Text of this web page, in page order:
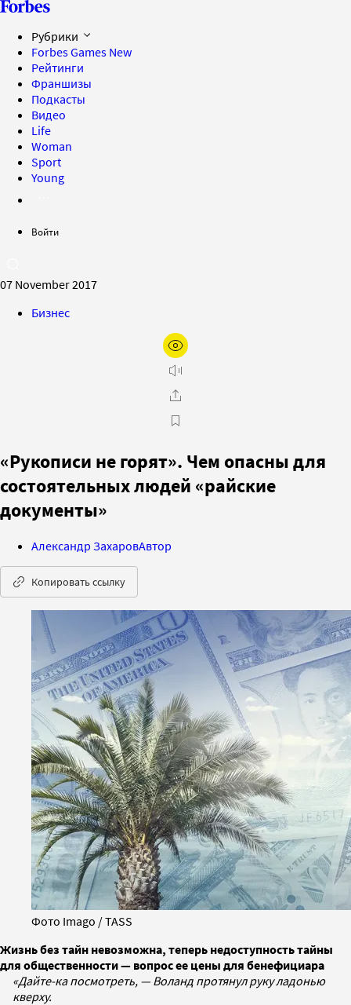
Рубрики
Forbes Games New
Рейтинги
Франшизы
Подкасты
Видео
Life
Woman
Sport
Young
Войти
07 November 2017
Бизнес
«Рукописи не горят». Чем опасны для
состоятельных людей «райские
документы»
Александр ЗахаровАвтор
Копировать ссылку
Фото Imago / TASS
Жизнь без тайн невозможна, теперь недоступность тайны
для общественности — вопрос ее цены для бенефициара
«Дайте-ка посмотреть, — Воланд протянул руку ладонью
кверху.